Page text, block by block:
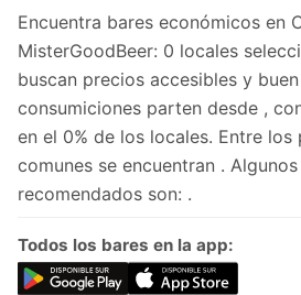
Encuentra bares económicos en
MisterGoodBeer: 0 locales
buscan precios accesibles y
consumiciones parten desde ,
en el 0% de los locales. Entre
comunes se encuentran .
recomendados son: .
Todos los bares en la app: